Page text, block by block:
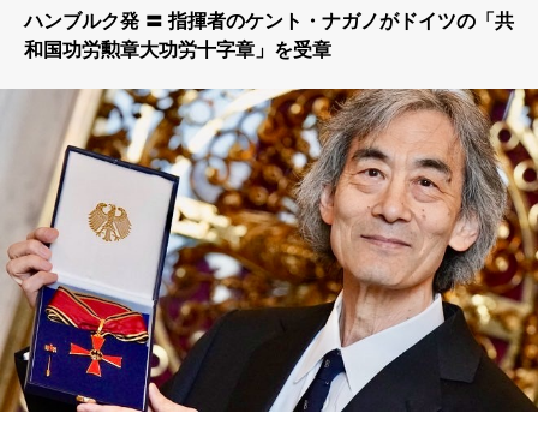
ハンブルク発 〓 指揮者のケント・ナガノがドイツの「共
和国功労勲章大功労十字章」を受章